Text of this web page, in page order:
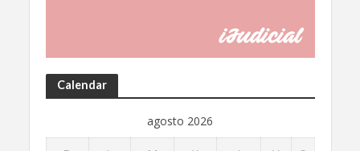
Calendar
agosto 2026